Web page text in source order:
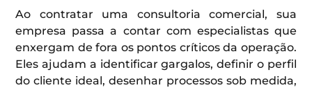
Ao contratar uma consultoria comercial, sua
empresa passa a contar com especialistas que
enxergam de fora os pontos críticos da operação.
Eles ajudam a identificar gargalos, definir o perfil
do cliente ideal, desenhar processos sob medida,